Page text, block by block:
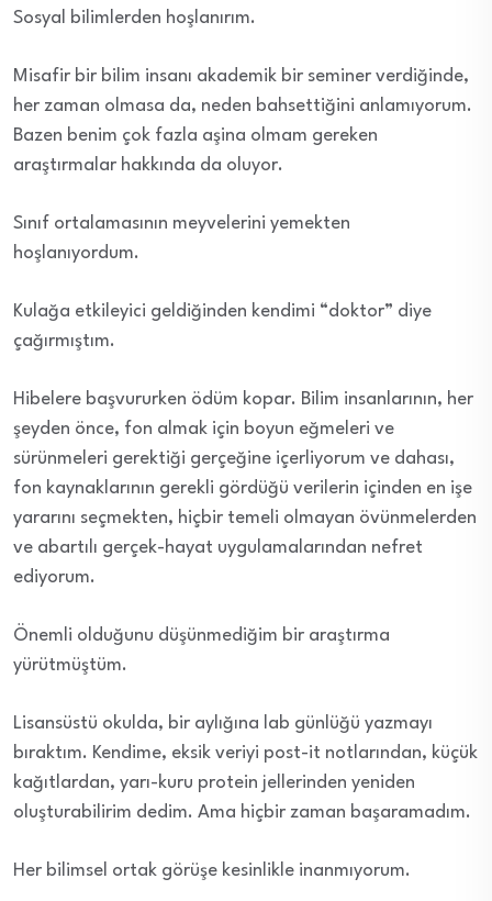
Sosyal bilimlerden hoşlanırım.
Misafir bir bilim insanı akademik bir seminer verdiğinde,
her zaman olmasa da, neden bahsettiğini anlamıyorum.
Bazen benim çok fazla aşina olmam gereken
araştırmalar hakkında da oluyor.
Sınıf ortalamasının meyvelerini yemekten
hoşlanıyordum.
Kulağa etkileyici geldiğinden kendimi “doktor” diye
çağırmıştım.
Hibelere başvururken ödüm kopar. Bilim insanlarının, her
şeyden önce, fon almak için boyun eğmeleri ve
sürünmeleri gerektiği gerçeğine içerliyorum ve dahası,
fon kaynaklarının gerekli gördüğü verilerin içinden en işe
yararını seçmekten, hiçbir temeli olmayan övünmelerden
ve abartılı gerçek-hayat uygulamalarından nefret
ediyorum.
Önemli olduğunu düşünmediğim bir araştırma
yürütmüştüm.
Lisansüstü okulda, bir aylığına lab günlüğü yazmayı
bıraktım. Kendime, eksik veriyi post-it notlarından, küçük
kağıtlardan, yarı-kuru protein jellerinden yeniden
oluşturabilirim dedim. Ama hiçbir zaman başaramadım.
Her bilimsel ortak görüşe kesinlikle inanmıyorum.